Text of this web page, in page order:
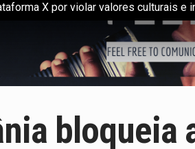
X por violar valores culturais
bloqueia